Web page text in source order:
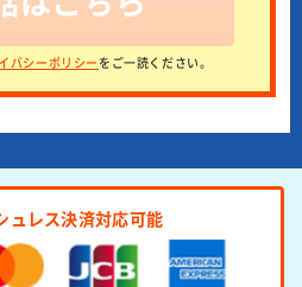
バシーポリシー をご一読ください。
ュレス決済対応可能